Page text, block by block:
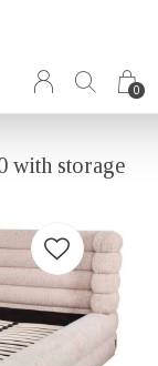
0
with storage